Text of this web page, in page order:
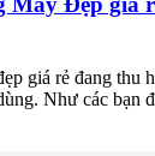
giá rẻ đang thu
Như các bạn